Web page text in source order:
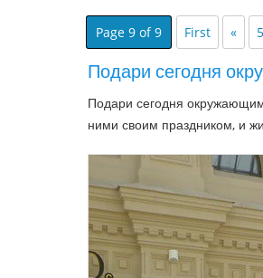
Page 9 of 9 First « 5
Подари сегодня
Подари сегодня
ними своим праздником, и